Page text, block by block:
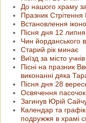
До нашого храму
Празник
Встановлення
Пісня дня 12
Чин йорданського
Старий рік минає
Виїзд за місто
Пісні на празник
виконанні дяка
Пісня дня 28
Освячення пасочок
Загинув Юрій
Календар та
подружжя в храмі